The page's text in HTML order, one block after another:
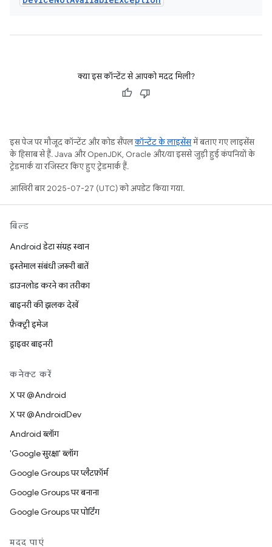
क्या इस कॉन्टेंट से आपको मदद मिली?
इस पेज पर मौजूद कॉन्टेंट और कोड सैंपलकॉन्टेंट के लाइसेंसमें बताए गए लाइसेंस
के हिसाब से हैं. Java और OpenJDK, Oracle और/या इससे जुड़ी हुई कंपनियों के
ट्रेडमार्क या रजिस्टर किए हुए ट्रेडमार्क हैं.
आखिरी बार 2025-07-27 (UTC) को अपडेट किया गया.
बिल्ड
Android डेटा संग्रह स्थान
इस्तेमाल संबंधी ज़रूरी बातें
डाउनलोड करने का तरीका
बाइनरी की झलक देखें
फ़ैक्ट्री इमेज
ड्राइवर बाइनरी
कनेक्ट करें
X पर @Android
X पर @AndroidDev
Android ब्लॉग
'Google सुरक्षा' ब्लॉग
Google Groups पर प्लैटफ़ॉर्म
Google Groups पर बनाना
Google Groups पर पोर्टिंग
मदद पाएं